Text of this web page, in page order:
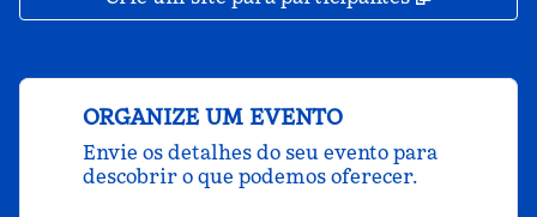
ORGANIZE UM EVENTO
Envie os detalhes do seu evento para
descobrir o que podemos oferecer.